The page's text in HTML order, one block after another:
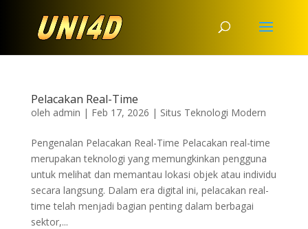
Pelacakan Real-Time
oleh admin | Feb 17, 2026 | Situs Teknologi Modern
Pengenalan Pelacakan Real-Time Pelacakan real-time
merupakan teknologi yang memungkinkan pengguna
untuk melihat dan memantau lokasi objek atau individu
secara langsung. Dalam era digital ini, pelacakan real-
time telah menjadi bagian penting dalam berbagai
sektor,...